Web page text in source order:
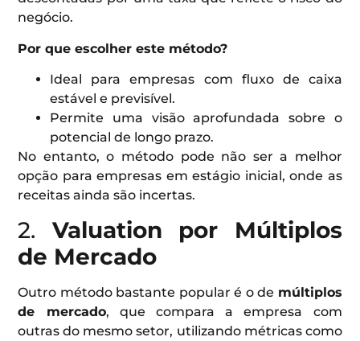
negócio.
Por que escolher este método?
Ideal para empresas com fluxo de caixa
estável e previsível.
Permite uma visão aprofundada sobre o
potencial de longo prazo.
No entanto, o método pode não ser a melhor
opção para empresas em estágio inicial, onde as
receitas ainda são incertas.
2. Valuation por Múltiplos
de Mercado
Outro método bastante popular é o de múltiplos
de mercado, que compara a empresa com
outras do mesmo setor, utilizando métricas como